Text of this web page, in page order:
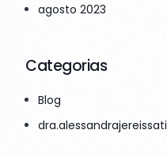
agosto 2023
Categorias
Blog
dra.alessandrajereissati